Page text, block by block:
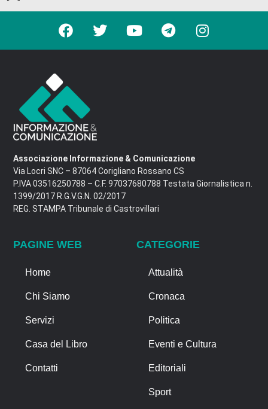
Associazione Informazione & Comunicazione
Via Locri SNC – 87064 Corigliano Rossano CS
P.IVA 03516250788 – C.F. 97037680788 Testata Giornalistica n.
1399/2017 R.G.V.G.N. 02/2017
REG. STAMPA Tribunale di Castrovillari
PAGINE WEB
Home
Chi Siamo
Servizi
Casa del Libro
Contatti
CATEGORIE
Attualità
Cronaca
Politica
Eventi e Cultura
Editoriali
Sport